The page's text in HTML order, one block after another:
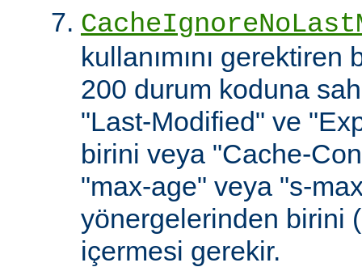
kullanımını gerektiren
200 durum koduna
"Last-Modified" ve
birini veya "Cache-
"max-age" veya "s-
yönergelerinden birini
içermesi gerekir.